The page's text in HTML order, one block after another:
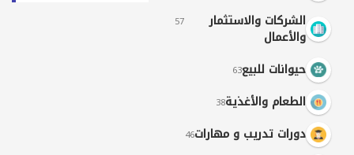
الشركات والاستثمار
والأعمال
57
حيوانات للبيع63
الطعام والأغذية38
دورات تدريب و مهارات46